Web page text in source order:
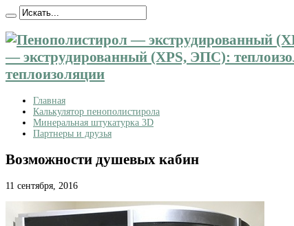
— экструдированный (XPS, ЭПС):
теплоизоляции
Главная
Калькулятор пенополистирола
Минеральная штукатурка 3D
Партнеры и друзья
Возможности душевых кабин
11 сентября, 2016